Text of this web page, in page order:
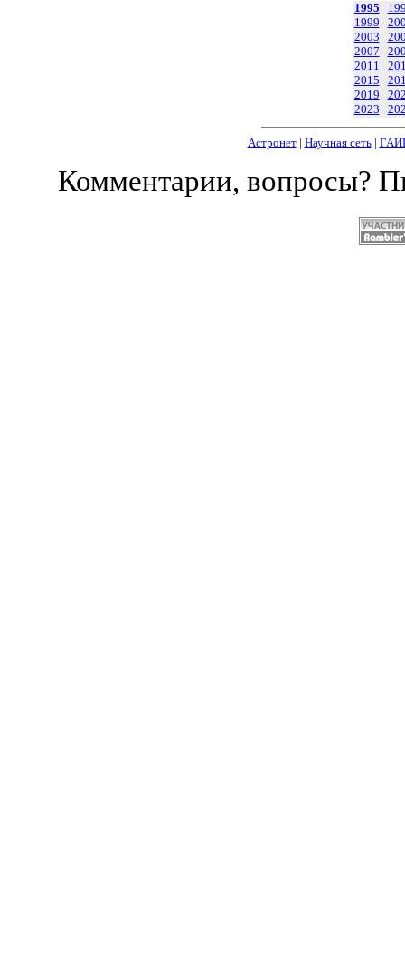
1995
1999
2003
2007
2011
2015
2019
2023
Астронет| Научная сеть|
Комментарии, вопросы?